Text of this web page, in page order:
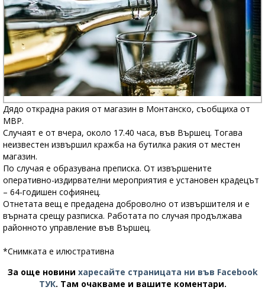
Дядо открадна ракия от магазин в Монтанско, съобщиха от
МВР.
Случаят е от вчера, около 17.40 часа, във Вършец. Тогава
неизвестен извършил кражба на бутилка ракия от местен
магазин.
По случая е образувана преписка. От извършените
оперативно-издирвателни мероприятия е установен крадецът
– 64-годишен софиянец.
Отнетата вещ е предадена доброволно от извършителя и е
върната срещу разписка. Работата по случая продължава
районното управление във Вършец.
*Снимката е илюстративна
За още новини харесайте страницата ни във Facebook
ТУК. Там очакваме и вашите коментари.